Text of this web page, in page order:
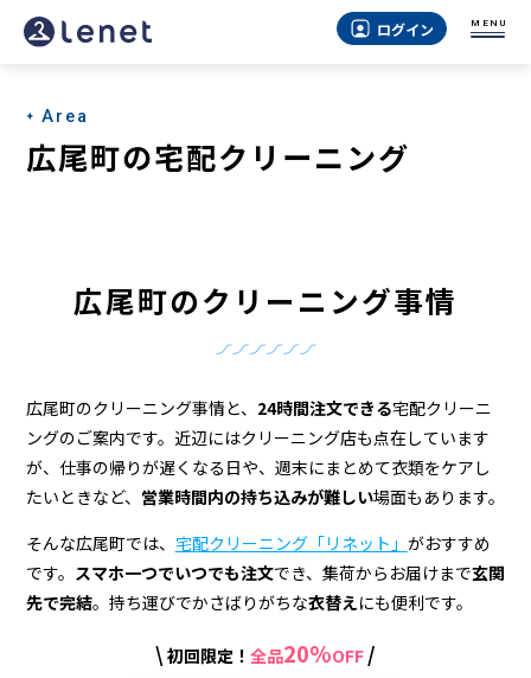
広
町
の
グ
店
＆
宅
配
ク
ログイン MENU
Area
広尾町の宅配クリーニング
広尾町のクリーニング事情
広尾町のクリーニング事情と、 24時間注文できる宅配クリーニ
ングのご案内です。近辺にはクリーニング店も点在しています
が、仕事の帰りが遅くなる日や、週末にまとめて衣類をケアし
たいときなど、 営業時間内の持ち込みが難しい場面もあります。
そんな広尾町では、 宅配クリーニング「リネット」 がおすすめ
です。 スマホ一つでいつでも注文でき、集荷からお届けまで玄関
先で完結。持ち運びでかさばりがちな衣替えにも便利です。
\ 初回限定！ 全品20%OFF /